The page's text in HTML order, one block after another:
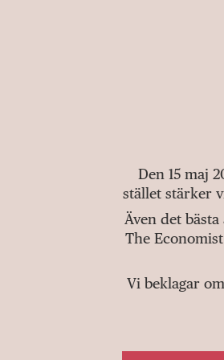
Den 15 maj
stället stärker
Även det
The
Vi beklagar